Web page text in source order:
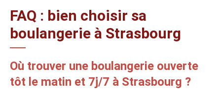
FAQ : bien choisir sa
boulangerie à Strasbourg
Où trouver une boulangerie ouverte
tôt le matin et 7j/7 à Strasbourg ?